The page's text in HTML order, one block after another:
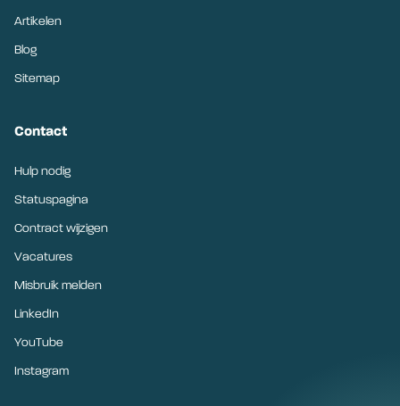
Artikelen
Blog
Sitemap
Contact
Hulp nodig
Statuspagina
Contract wijzigen
Vacatures
Misbruik melden
LinkedIn
YouTube
Instagram